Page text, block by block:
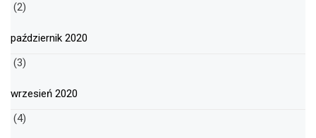
(2)
październik 2020
(3)
wrzesień 2020
(4)